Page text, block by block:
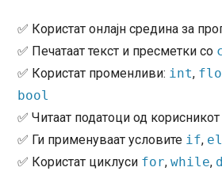
✅ Користат онлајн средина за
✅ Печатаат текст и пресметки со
✅ Користат променливи: int,
bool
✅ Читаат податоци од
✅ Ги применуваат условите if,
✅ Користат циклуси for,while,